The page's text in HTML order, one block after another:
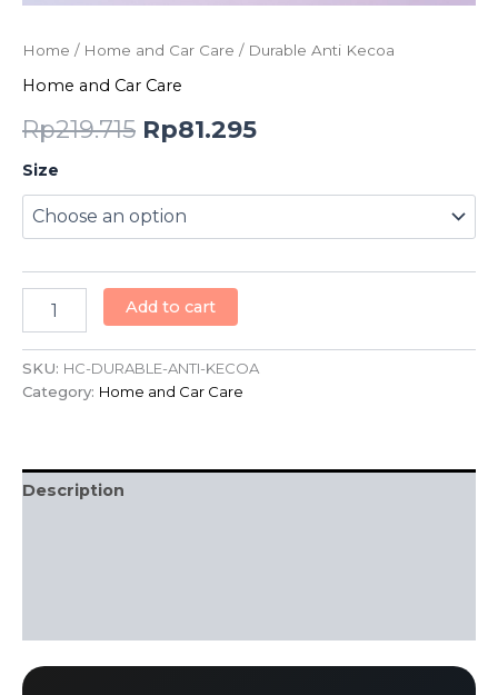
Home / Home and Car Care / Durable Anti Kecoa
Home and Car Care
Rp219.715 Rp81.295
Size
Add to cart
SKU: HC-DURABLE-ANTI-KECOA
Category: Home and Car Care
Description